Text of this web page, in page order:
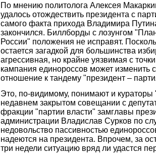
По мнению политолога Алексея
удалось отождествить президента с
самого факта прихода Владимира
закончился. Биллборды с лозунгом
России" положения не исправят.
остается загадкой для большинства
агрессивная, но крайне уязвимая с
кампания единороссов может изменить
отношение к тандему "президент –
Это, по-видимому, понимают и
недавнем закрытом совещании с
фракции "партии власти" замглавы
администрации Владислав Сурков по
недовольство пассивностью
надеются на президента. Впрочем, за
три недели ситуацию вряд ли удастся